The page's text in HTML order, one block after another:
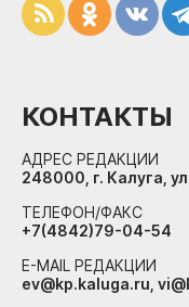
КОНТАКТЫ
АДРЕС РЕДАКЦИИ
248000, г. Калуга,
ТЕЛЕФОН/ФАКС
+7(4842)79-04-54
E-MAIL РЕДАКЦИИ
ev@kp.kaluga.ru,